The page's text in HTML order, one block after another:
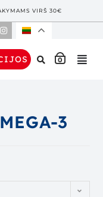
VIRŠ 30€
0
3